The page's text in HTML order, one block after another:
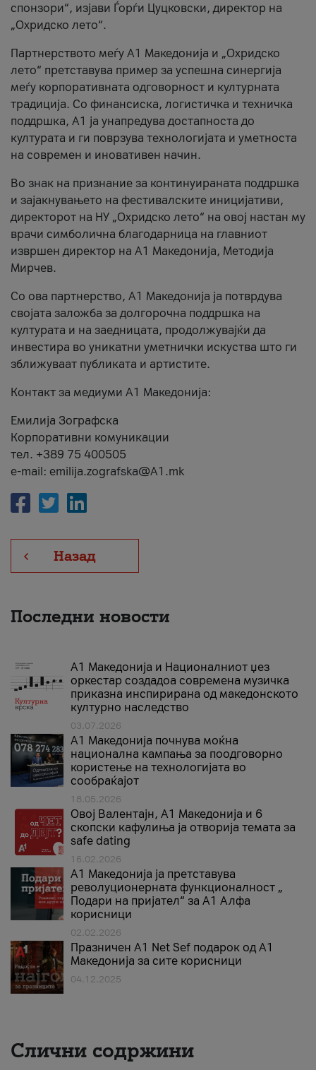
спонзори“, изјави Ѓорѓи Цуцковски, директор на
„Охридско лето“.
Партнерството меѓу A1 Македонија и „Охридско
лето“ претставува пример за успешна синергија
меѓу корпоративната одговорност и културната
традиција. Со финансиска, логистичка и техничка
поддршка, A1 ја унапредува достапноста до
културата и ги поврзува технологијата и уметноста
на современ и иновативен начин.
Во знак на признание за континуираната поддршка
и зајакнувањето на фестивалските иницијативи,
директорот на НУ „Охридско лето“ на овој настан му
врачи симболична благодарница на главниот
извршен директор на A1 Македонија, Методија
Мирчев.
Со ова партнерство, A1 Македонија ја потврдува
својата заложба за долгорочна поддршка на
културата и на заедницата, продолжувајќи да
инвестира во уникатни уметнички искуства што ги
зближуваат публиката и артистите.
Контакт за медиуми А1 Македонија:
Емилија Зографска
Корпоративни комуникации
тел. +389 75 400505
e-mail: emilija.zografska@A1.mk
Назад
Последни новости
А1 Македонија и Националниот џез
оркестар создадоа современа музичка
приказна инспирирана од македонското
културно наследство
03.07.2026
A1 Македонија почнува моќна
национална кампања за поодговорно
користење на технологијата во
сообраќајот
18.05.2026
Овој Валентајн, A1 Македонија и 6
скопски кафулиња ја отворија темата за
safe dating
16.02.2026
А1 Македонија ја претставува
револуционерната функционалност „
Подари на пријател“ за А1 Алфа
корисници
02.02.2026
Празничен A1 Net Sеf подарок од А1
Македонија за сите корисници
04.12.2025
Слични содржини